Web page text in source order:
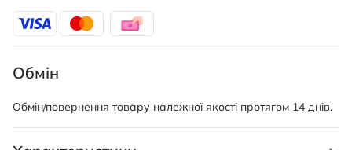
Обмін
Обмін/повернення товару належної якості протягом 14 днів.